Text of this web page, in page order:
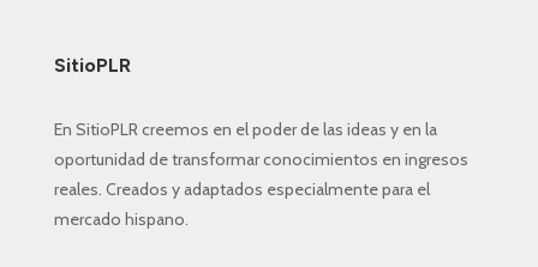
SitioPLR
En SitioPLR creemos en el poder de las ideas y en la
oportunidad de transformar conocimientos en ingresos
reales. Creados y adaptados especialmente para el
mercado hispano.